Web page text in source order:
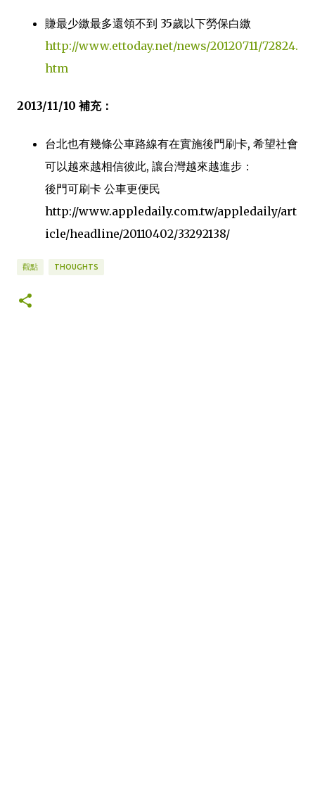
賺最少繳最多還領不到 35歲以下勞保白繳
http://www.ettoday.net/news/20120711/72824.
htm
2013/11/10 補充：
台北也有幾條公車路線有在實施後門刷卡, 希望社會
可以越來越相信彼此, 讓台灣越來越進步：
後門可刷卡 公車更便民
http://www.appledaily.com.tw/appledaily/art
icle/headline/20110402/33292138/
觀點 THOUGHTS